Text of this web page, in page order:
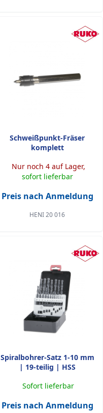
Schweißpunkt-Fräser
komplett
Nur noch 4 auf Lager,
sofort lieferbar
Preis nach Anmeldung
HENI 20 016
Spiralbohrer-Satz 1-10 mm
| 19-teilig | HSS
Sofort lieferbar
Preis nach Anmeldung